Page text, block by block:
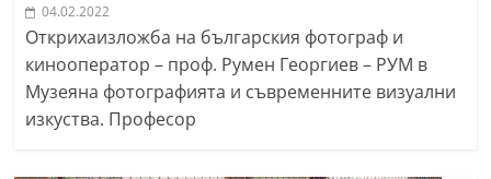
04.02.2022
Открихаизложба на българския фотограф и
кинооператор – проф. Румен Георгиев – РУМ в
Музеяна фотографията и съвременните визуални
изкуства. Професор